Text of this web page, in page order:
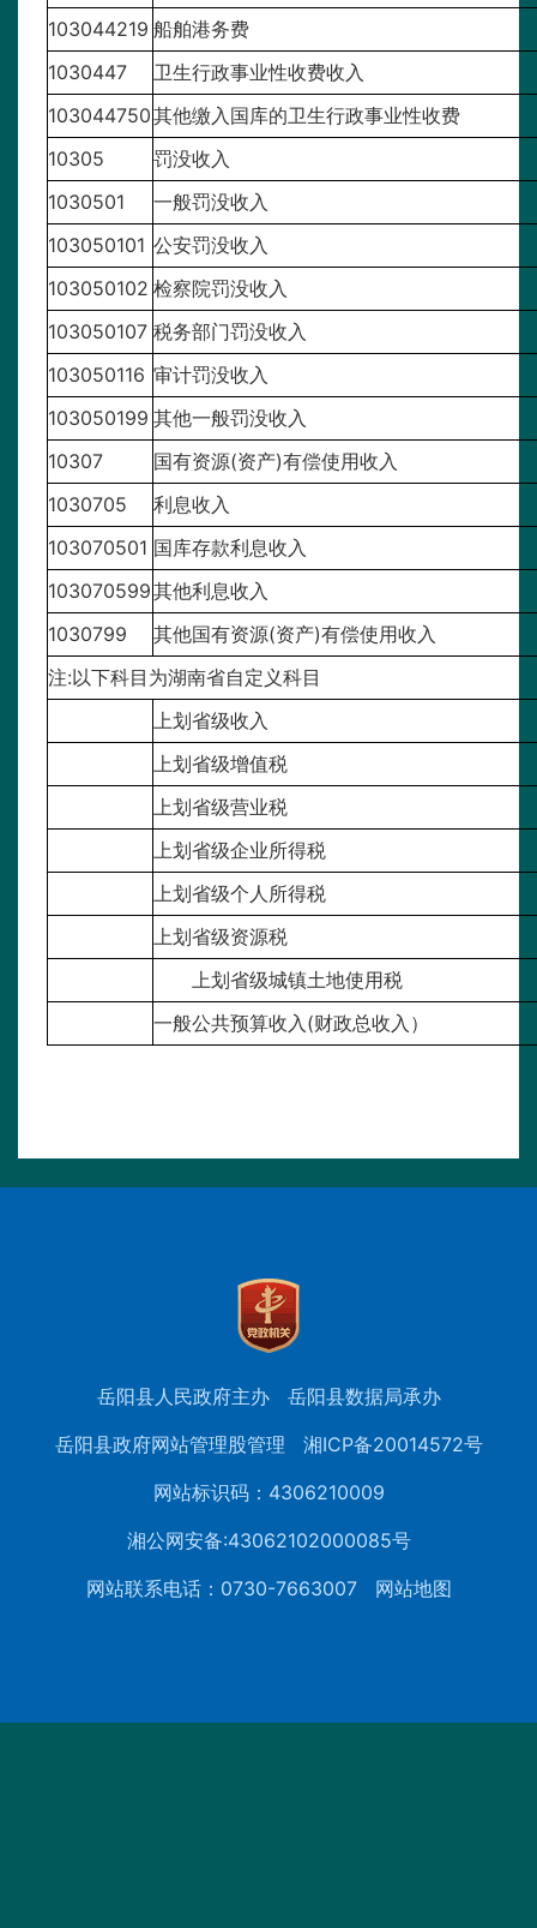
103044219 船舶港务费
1030447
卫生行政事业性收费收入
103044750其他缴入国库的卫生行政事业性收费
10305
罚没收入
1030501
一般罚没收入
103050101 公安罚没收入
103050102 检察院罚没收入
103050107 税务部门罚没收入
103050116 审计罚没收入
103050199 其他一般罚没收入
10307
国有资源(资产)有偿使用收入
1030705
利息收入
103070501 国库存款利息收入
103070599其他利息收入
1030799
其他国有资源(资产)有偿使用收入
注:以下科目为湖南省自定义科目
上划省级收入
上划省级增值税
上划省级营业税
上划省级企业所得税
上划省级个人所得税
上划省级资源税
上划省级城镇土地使用税
一般公共预算收入(财政总收入）
岳阳县人民政府主办
岳阳县数据局承办
岳阳县政府网站管理股管理
湘ICP备20014572号
网站标识码：4306210009
湘公网安备:43062102000085号
网站联系电话：0730-7663007
网站地图